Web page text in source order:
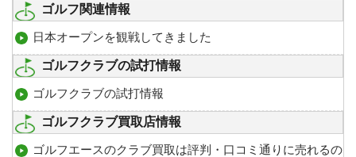
ゴルフ関連情報
日本オープンを観戦してきました
ゴルフクラブの試打情報
ゴルフクラブの試打情報
ゴルフクラブ買取店情報
ゴルフエースのクラブ買取は評判・口コミ通りに売れるの